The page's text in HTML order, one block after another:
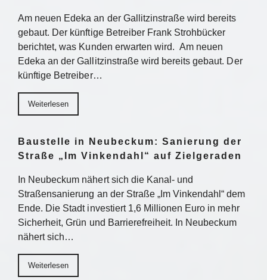
Am neuen Edeka an der Gallitzinstraße wird bereits
gebaut. Der künftige Betreiber Frank Strohbücker
berichtet, was Kunden erwarten wird. Am neuen
Edeka an der Gallitzinstraße wird bereits gebaut. Der
künftige Betreiber…
Weiterlesen
Baustelle in Neubeckum: Sanierung der
Straße „Im Vinkendahl“ auf Zielgeraden
In Neubeckum nähert sich die Kanal- und
Straßensanierung an der Straße „Im Vinkendahl“ dem
Ende. Die Stadt investiert 1,6 Millionen Euro in mehr
Sicherheit, Grün und Barrierefreiheit. In Neubeckum
nähert sich…
Weiterlesen